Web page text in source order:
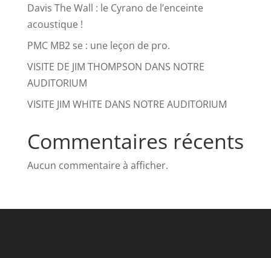
Davis The Wall : le Cyrano de l’enceinte
acoustique !
PMC MB2 se : une leçon de pro.
VISITE DE JIM THOMPSON DANS NOTRE
AUDITORIUM
VISITE JIM WHITE DANS NOTRE AUDITORIUM
Commentaires récents
Aucun commentaire à afficher.